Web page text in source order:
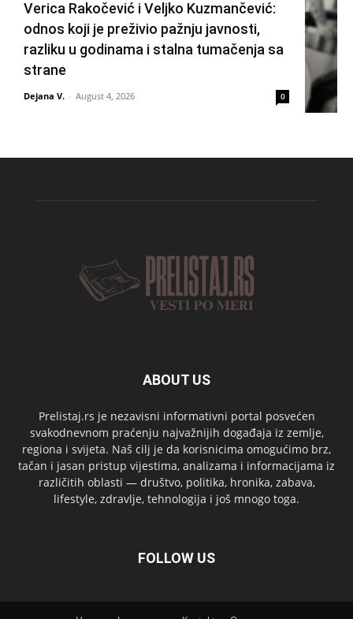
Verica Rakočević i Veljko Kuzmančević:
odnos koji je preživio pažnju javnosti,
razliku u godinama i stalna tumačenja sa
strane
Dejana V. - August 4, 2026 0
ABOUT US
Prelistaj.rs je nezavisni informativni portal posvećen
svakodnevnom praćenju najvažnijih događaja iz zemlje,
regiona i svijeta. Naš cilj je da korisnicima omogućimo brz,
tačan i jasan pristup vijestima, analizama i informacijama iz
različitih oblasti — društvo, politika, hronika, zabava,
lifestyle, zdravlje, tehnologija i još mnogo toga.
FOLLOW US